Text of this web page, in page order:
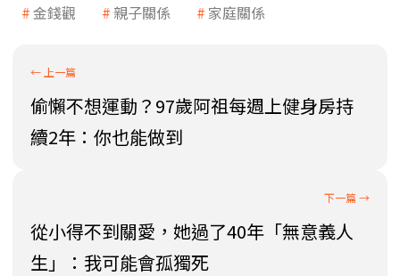
金錢觀
親子關係 家庭關係
偷懶不想運動？97歲阿祖每週上健身房持
續2年：你也能做到
從小得不到關愛，她過了40年「無意義人
生」：我可能會孤獨死